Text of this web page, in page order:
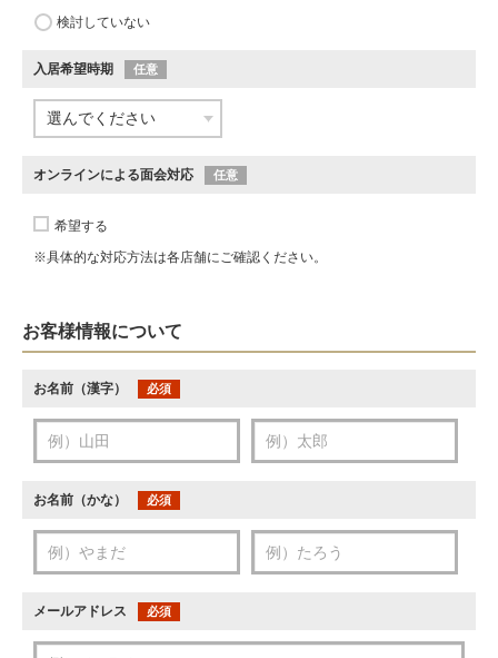
検討していない
入居希望時期 任意
オンラインによる面会対応 任意
希望する
※具体的な対応方法は各店舗にご確認ください。
お客様情報について
お名前（漢字） 必須
お名前（かな） 必須
メールアドレス 必須